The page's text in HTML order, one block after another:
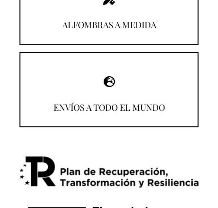
ALFOMBRAS A MEDIDA
¡Descúbrelas!
ENVÍOS A TODO EL MUNDO
¡Compra desde donde estés!